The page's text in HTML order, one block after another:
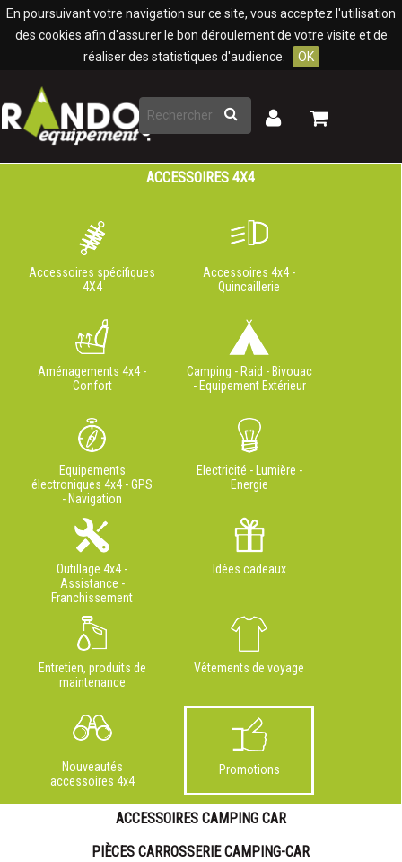
En poursuivant votre navigation sur ce site, vous acceptez l'utilisation
des cookies afin d'assurer le bon déroulement de votre visite et de
réaliser des statistiques d'audience.
OK
Rechercher
Mon
Mon
ACCESSOIRES 4X4
Accessoires spécifiques
4X4
Accessoires 4x4 -
Quincaillerie
Aménagements 4x4 -
Confort
Camping - Raid - Bivouac
- Equipement Extérieur
Equipements
électroniques 4x4 - GPS
- Navigation
Electricité - Lumière -
Energie
Outillage 4x4 -
Assistance -
Franchissement
Idées cadeaux
Entretien, produits de
maintenance
Vêtements de voyage
Nouveautés
accessoires 4x4
Promotions
ACCESSOIRES CAMPING CAR
PIÈCES CARROSSERIE CAMPING-CAR
Panneau de gestion des cookies